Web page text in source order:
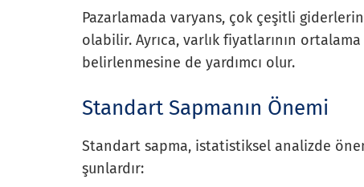
Pazarlamada varyans, çok çeşitli
olabilir. Ayrıca, varlık fiyatlarının ortalama
belirlenmesine de yardımcı olur.
Standart Sapmanın Önemi
Standart sapma, istatistiksel analizde
şunlardır: